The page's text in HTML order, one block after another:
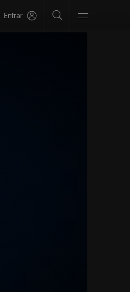
Entrar